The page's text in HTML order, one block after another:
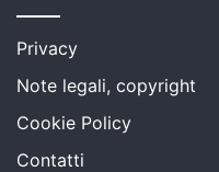
Privacy
Note legali, copyright
Cookie Policy
Contatti